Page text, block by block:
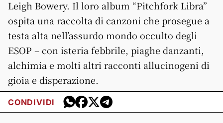
Leigh Bowery. Il loro album “Pitchfork Libra”
ospita una raccolta di canzoni che prosegue a
testa alta nell’assurdo mondo occulto degli
ESOP – con isteria febbrile, piaghe danzanti,
alchimia e molti altri racconti allucinogeni di
gioia e disperazione.
CONDIVIDI